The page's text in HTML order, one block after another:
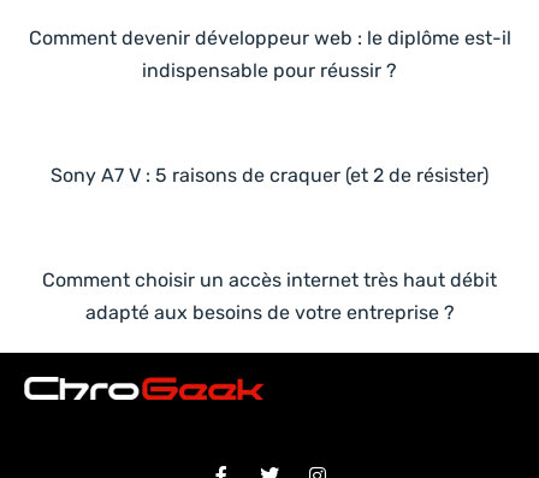
Comment devenir développeur web : le diplôme est-il
indispensable pour réussir ?
Sony A7 V : 5 raisons de craquer (et 2 de résister)
Comment choisir un accès internet très haut débit
adapté aux besoins de votre entreprise ?